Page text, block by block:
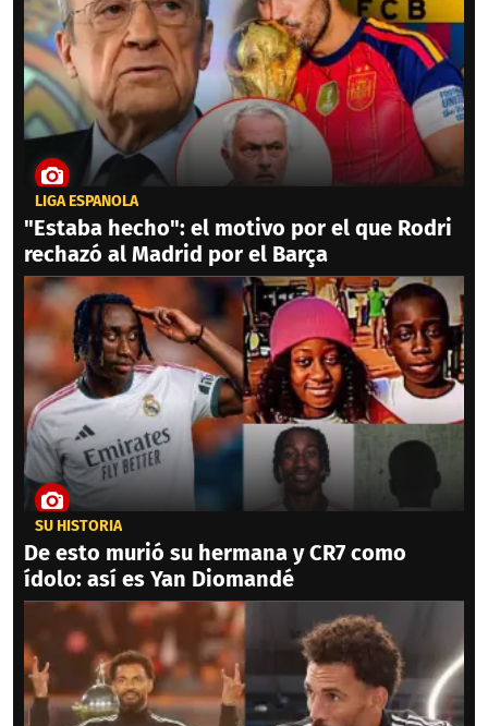
LIGA ESPAÑOLA
"Estaba hecho": el motivo por el que Rodri
rechazó al Madrid por el Barça
SU HISTORIA
De esto murió su hermana y CR7 como
ídolo: así es Yan Diomandé